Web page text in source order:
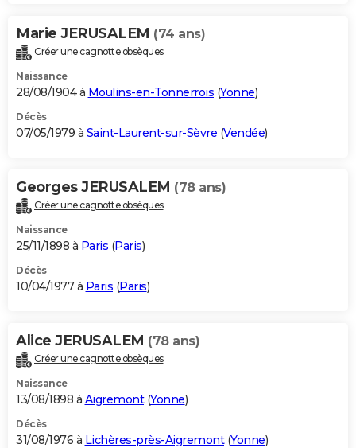
Marie JERUSALEM (74 ans)
Créer une cagnotte obsèques
Naissance
28/08/1904 à Moulins-en-Tonnerrois (Yonne)
Décès
07/05/1979 à Saint-Laurent-sur-Sèvre (Vendée)
Georges JERUSALEM (78 ans)
Créer une cagnotte obsèques
Naissance
25/11/1898 à Paris (Paris)
Décès
10/04/1977 à Paris (Paris)
Alice JERUSALEM (78 ans)
Créer une cagnotte obsèques
Naissance
13/08/1898 à Aigremont(Yonne)
Décès
31/08/1976 à Lichères-près-Aigremont(Yonne)